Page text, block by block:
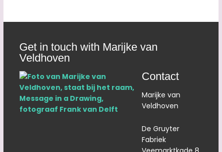
Get in touch with Marijke van
Veldhoven
Contact
Marijke van
Veldhoven
De Gruyter
Fabriek